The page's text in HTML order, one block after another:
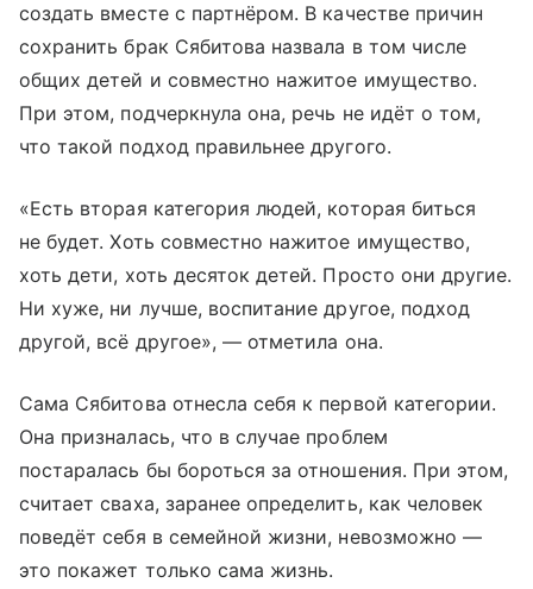
создать вместе с партнёром. В качестве причин
сохранить брак Сябитова назвала в том числе
общих детей и совместно нажитое имущество.
При этом, подчеркнула она, речь не идёт о том,
что такой подход правильнее другого.
«Есть вторая категория людей, которая биться
не будет. Хоть совместно нажитое имущество,
хоть дети, хоть десяток детей. Просто они другие.
Ни хуже, ни лучше, воспитание другое, подход
другой, всё другое», — отметила она.
Сама Сябитова отнесла себя к первой категории.
Она призналась, что в случае проблем
постаралась бы бороться за отношения. При этом,
считает сваха, заранее определить, как человек
поведёт себя в семейной жизни, невозможно —
это покажет только сама жизнь.